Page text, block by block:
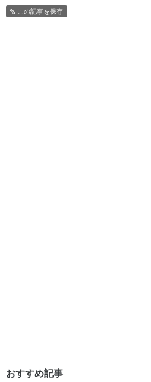
この記事を保存
おすすめ記事